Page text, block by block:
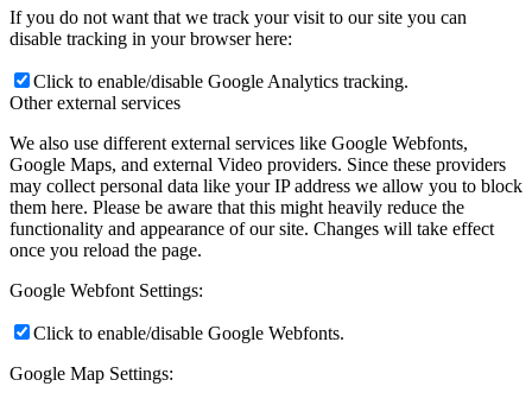
If you do not want that we track your visit to our site you can
disable tracking in your browser here:
Click to enable/disable Google Analytics tracking.
Other external services
We also use different external services like Google Webfonts,
Google Maps, and external Video providers. Since these providers
may collect personal data like your IP address we allow you to block
them here. Please be aware that this might heavily reduce the
functionality and appearance of our site. Changes will take effect
once you reload the page.
Google Webfont Settings:
Click to enable/disable Google Webfonts.
Google Map Settings: